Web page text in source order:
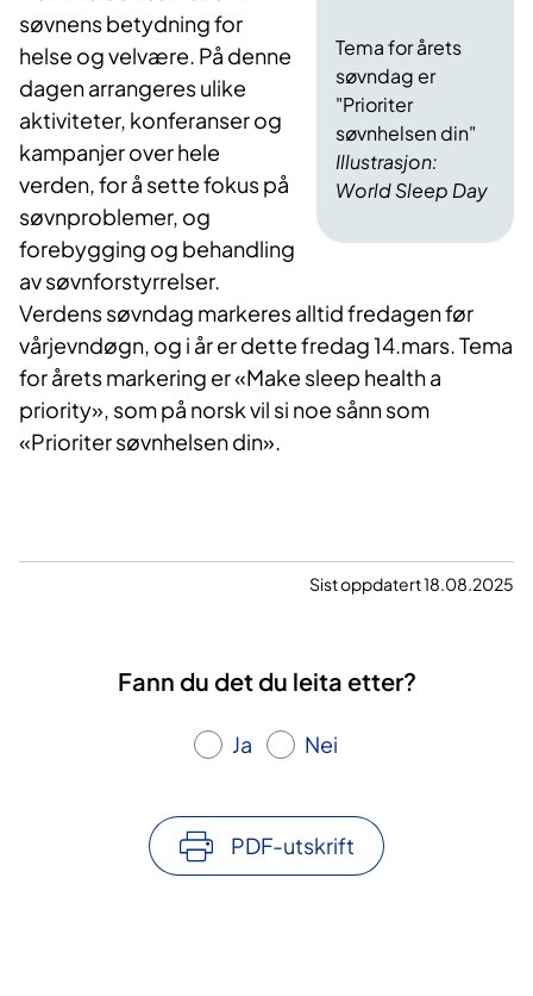
Illustrasjon:
World Sleep Day
Tema for årets
søvndag er
"Prioriter
søvnhelsen din"
søvnens betydning for
helse og velvære. På denne
dagen arrangeres ulike
aktiviteter, konferanser og
kampanjer over hele
verden, for å sette fokus på
søvnproblemer, og
forebygging og behandling
av søvnforstyrrelser.
Verdens søvndag markeres alltid fredagen før
vårjevndøgn, og i år er dette fredag 14.mars. Tema
for årets markering er «Make sleep health a
priority», som på norsk vil si noe sånn som
«Prioriter søvnhelsen din».
Sist oppdatert 18.08.2025
Fann du det du leita etter?
Ja Nei
PDF-utskrift